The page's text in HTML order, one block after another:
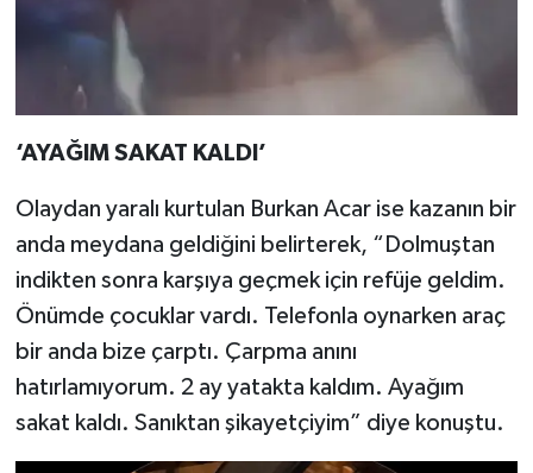
‘AYAĞIM SAKAT KALDI’
Olaydan yaralı kurtulan Burkan Acar ise kazanın bir
anda meydana geldiğini belirterek, “Dolmuştan
indikten sonra karşıya geçmek için refüje geldim.
Önümde çocuklar vardı. Telefonla oynarken araç
bir anda bize çarptı. Çarpma anını
hatırlamıyorum. 2 ay yatakta kaldım. Ayağım
sakat kaldı. Sanıktan şikayetçiyim” diye konuştu.